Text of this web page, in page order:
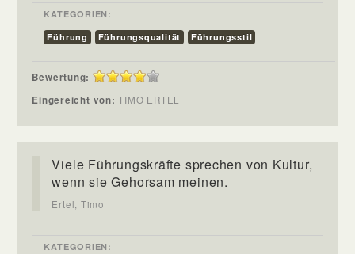
KATEGORIEN:
Führung
Führungsqualität Führungsstil
Bewertung:
Eingereicht von:TIMO ERTEL
Viele Führungskräfte sprechen von Kultur,
wenn sie Gehorsam meinen.
Ertel, Timo
KATEGORIEN: